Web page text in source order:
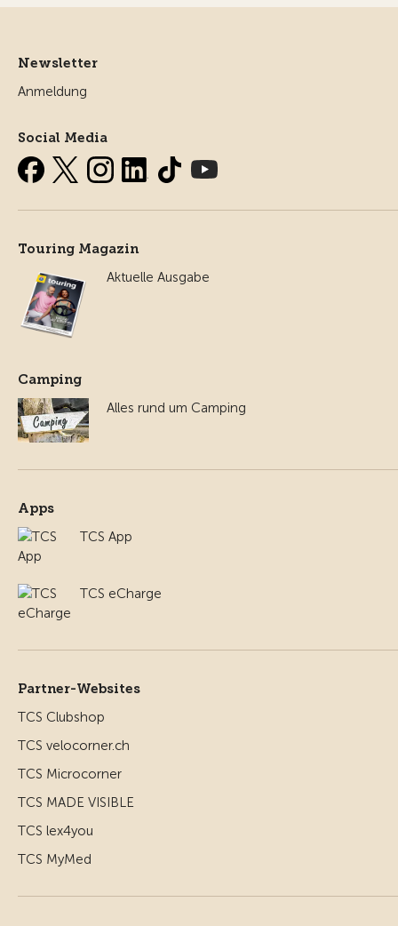
Newsletter
Anmeldung
Social Media
Touring Magazin
Aktuelle Ausgabe
Camping
Alles rund um Camping
Apps
TCS App
TCS eCharge
Partner-Websites
TCS Clubshop
TCS velocorner.ch
TCS Microcorner
TCS MADE VISIBLE
TCS lex4you
TCS MyMed